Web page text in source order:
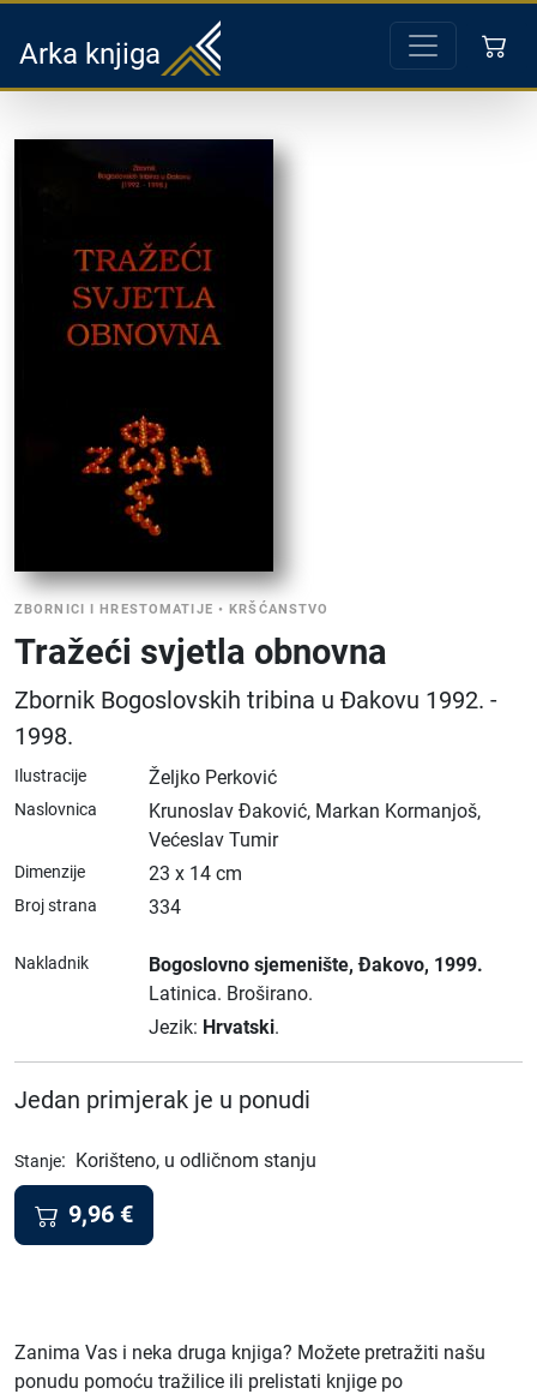
Arka knjiga
ZBORNICI I HRESTOMATIJE •KRŠĆANSTVO
Tražeći svjetla obnovna
Zbornik Bogoslovskih tribina u Đakovu 1992. -
1998.
Ilustracije Željko Perković
Naslovnica
Krunoslav Đaković, Markan Kormanjoš,
Većeslav Tumir
Dimenzije 23 x 14 cm
Broj strana 334
Nakladnik Bogoslovno sjemenište, Đakovo, 1999.
Latinica. Broširano.
Jezik: Hrvatski.
Jedan primjerak je u ponudi
Stanje: Korišteno, u odličnom stanju
9,96 €
Zanima Vas i neka druga knjiga? Možete pretražiti našu
ponudu pomoću tražilice ili prelistati knjige po